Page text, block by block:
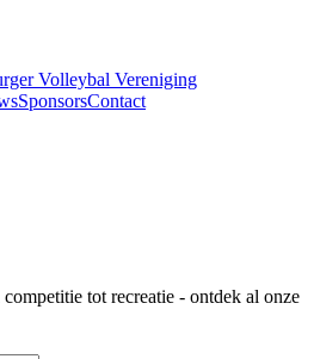
Volleybal Vereniging
SponsorsContact
tot recreatie - ontdek al onze